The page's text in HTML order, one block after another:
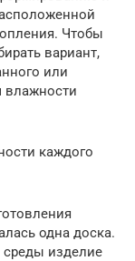
Чтобы
вариант,
или
влажности
каждого
одна доска.
изделие